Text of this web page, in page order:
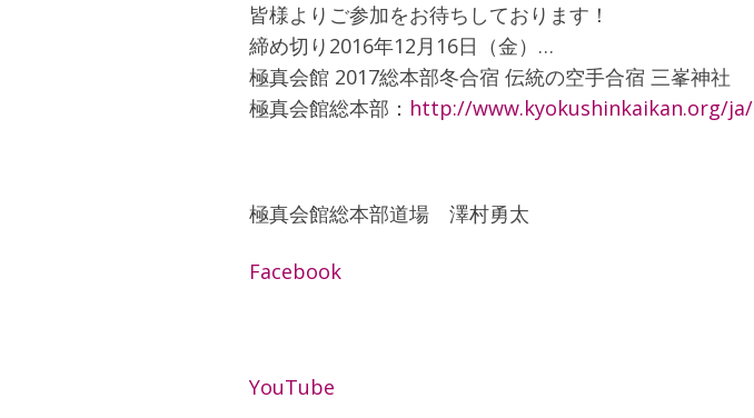
皆様よりご参加をお待ちしております！
締め切り2016年12月16日（金）…
極真会館 2017総本部冬合宿 伝統の空手合宿 三峯神社
極真会館総本部： http://www.kyokushinkaikan.org/ja/
極真会館総本部道場 澤村勇太
Facebook
YouTube